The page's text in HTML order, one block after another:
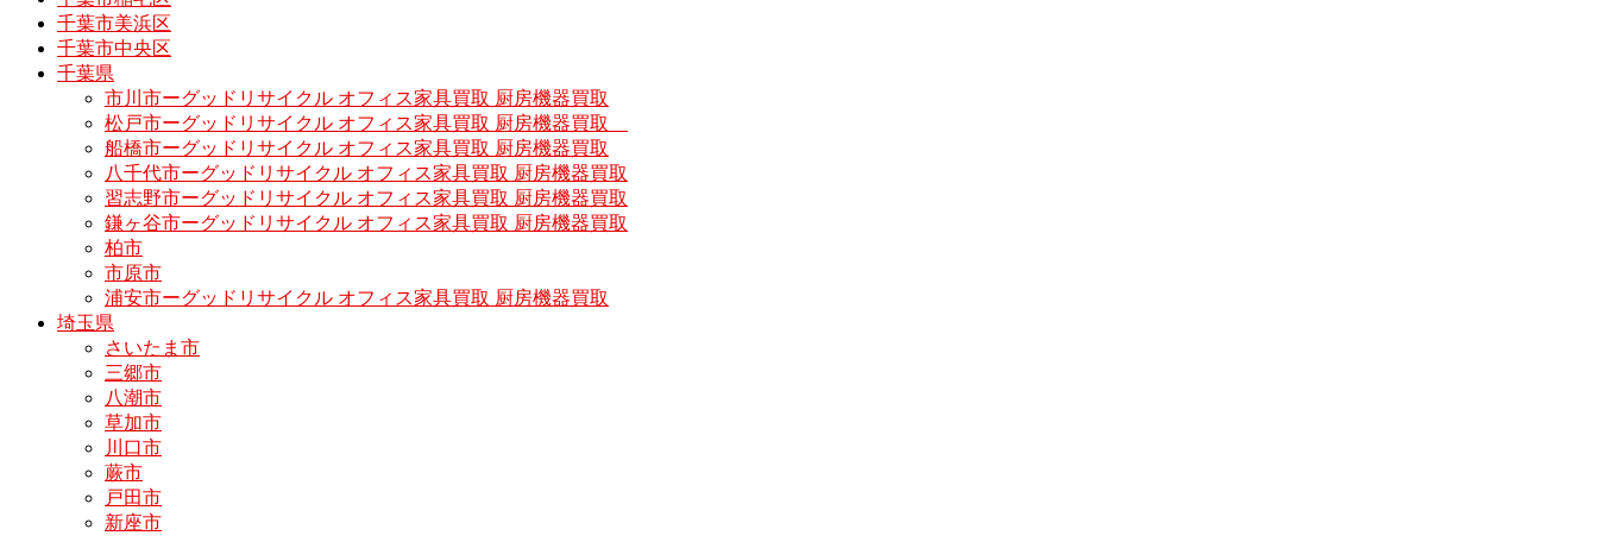
千葉市美浜区
千葉市中央区
千葉県
市川市ーグッドリサイクル オフィス家具買取 厨房機器買取
松戸市ーグッドリサイクル オフィス家具買取 厨房機器買取
船橋市ーグッドリサイクル オフィス家具買取 厨房機器買取
八千代市ーグッドリサイクル オフィス家具買取 厨房機器買取
習志野市ーグッドリサイクル オフィス家具買取 厨房機器買取
鎌ヶ谷市ーグッドリサイクル オフィス家具買取 厨房機器買取
柏市
市原市
浦安市ーグッドリサイクル オフィス家具買取 厨房機器買取
埼玉県
さいたま市
三郷市
八潮市
草加市
川口市
蕨市
戸田市
新座市